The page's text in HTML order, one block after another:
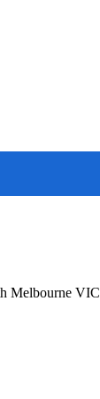
Melbourne VIC